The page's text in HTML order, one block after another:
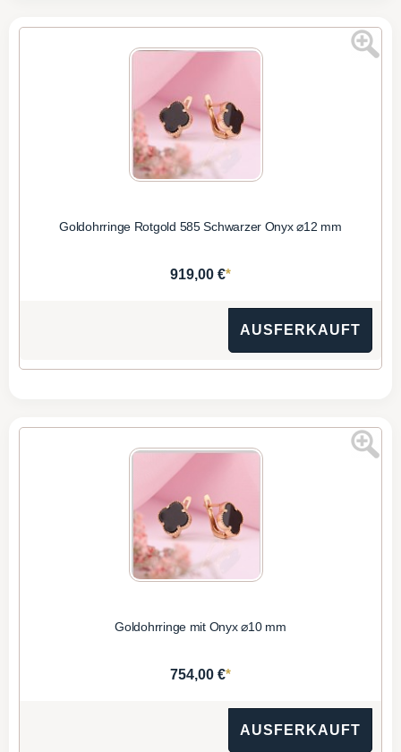
Goldohrringe Rotgold 585 Schwarzer Onyx ⌀12 mm
919,00 €*
AUSFERKAUFT
Goldohrringe mit Onyx ⌀10 mm
754,00 €*
AUSFERKAUFT